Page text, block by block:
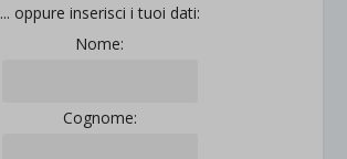
... oppure inserisci i tuoi dati:
Nome:
Cognome: